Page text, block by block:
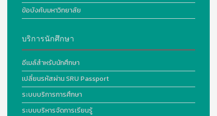
ข้อบังคับมหาวิทยาลัย
บริการนักศึกษา
อีเมล์สำหรับนักศึกษา
เปลี่ยนรหัสผ่าน SRU Passport
ระบบบริการการศึกษา
ระบบบริหารจัดการเรียนรู้